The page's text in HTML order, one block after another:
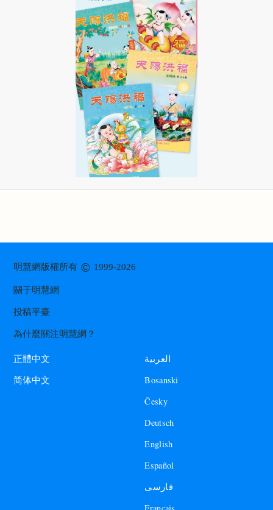
明慧網版權所有© 1999-2026
關于明慧網
投稿平臺
為什麼關注明慧網？
正體中文
简体中文
العربية
Bosanski
Česky
Deutsch
English
Español
فارسی
Francais